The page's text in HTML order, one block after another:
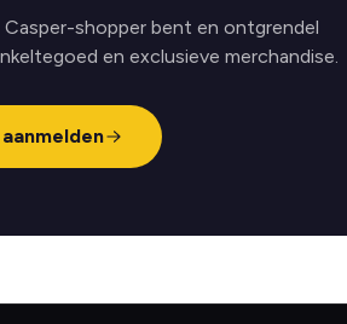
shopper bent en ontgrendel
en exclusieve merchandise.